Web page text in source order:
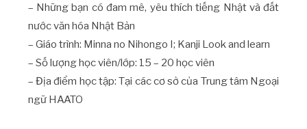
– Những bạn có đam mê, yêu thích tiếng Nhật và đất
nước văn hóa Nhật Bản
– Giáo trình: Minna no Nihongo I; Kanji Look and learn
– Số lượng học viên/lớp: 15 – 20 học viên
– Địa điểm học tập: Tại các cơ sở của Trung tâm Ngoại
ngữ HAATO